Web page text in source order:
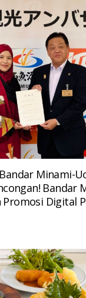
Minami-
Bandar
Digital